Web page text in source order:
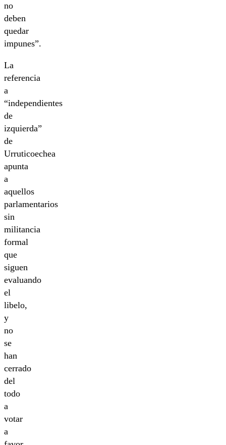
no
deben
quedar
impunes”.
La
referencia
a
“independientes
de
izquierda”
de
Urruticoechea
apunta
a
aquellos
parlamentarios
sin
militancia
formal
que
siguen
evaluando
el
libelo,
y
no
se
han
cerrado
del
todo
a
votar
a